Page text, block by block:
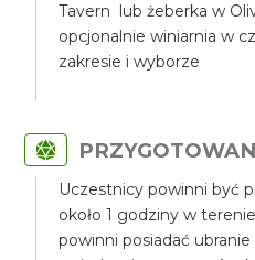
Tavern lub żeberka w
opcjonalnie winiarnia w
zakresie i wyborze
Uczestnicy powinni być
około 1 godziny w
powinni posiadać